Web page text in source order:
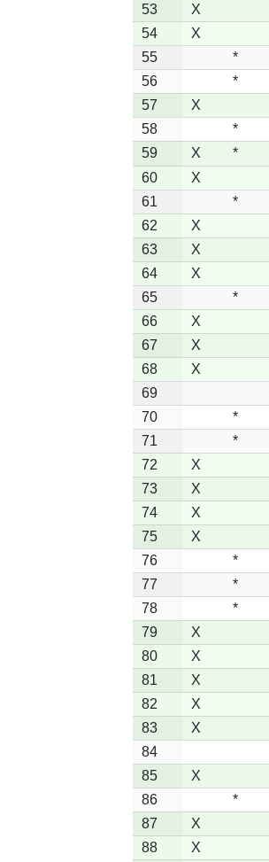
53
X
54
X
55
*
56
*
57
X
58
*
59
X *
60
X
61
*
62
X
63
X
64
X
65
*
66
X
67
X
68
X
69
70
*
71
*
72
X
73
X
74
X
75
X
76
*
77
*
78
*
79
X
80
X
81
X
82
X
83
X
84
85
X
86
*
87
X
88
X